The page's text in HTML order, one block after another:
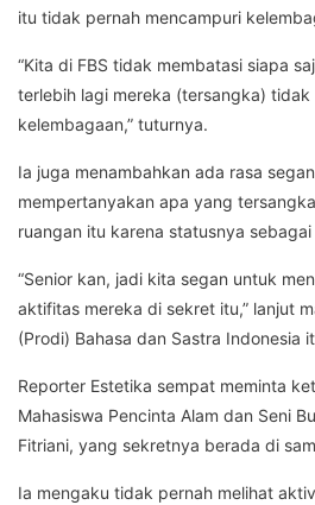
itu tidak pernah mencampuri
“Kita di FBS tidak membatasi siapa
terlebih lagi mereka (tersangka)
kelembagaan,” tuturnya.
Ia juga menambahkan ada rasa
mempertanyakan apa yang
ruangan itu karena statusnya sebagai
“Senior kan, jadi kita segan untuk
aktifitas mereka di sekret itu,” lanjut
(Prodi) Bahasa dan Sastra Indonesia
Reporter Estetika sempat meminta
Mahasiswa Pencinta Alam dan Seni
Fitriani, yang sekretnya berada di
Ia mengaku tidak pernah melihat